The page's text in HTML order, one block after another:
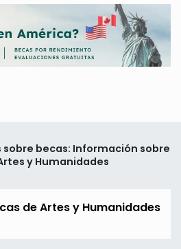
becas: Información sobre
y Humanidades
de Artes y Humanidades